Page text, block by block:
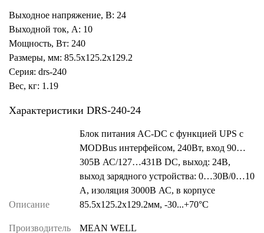
Выходное напряжение, В: 24
Выходной ток, А: 10
Мощность, Вт: 240
Размеры, мм: 85.5x125.2x129.2
Серия: drs-240
Вес, кг: 1.19
Характеристики DRS-240-24
Описание
Блок питания AC-DC с функцией UPS c
MODBus интерфейсом, 240Вт, вход 90…
305В АС/127…431В DC, выход: 24В,
выход зарядного устройства: 0…30В/0…10
А, изоляция 3000В АС, в корпусе
85.5х125.2х129.2мм, -30...+70°С
Производитель MEAN WELL